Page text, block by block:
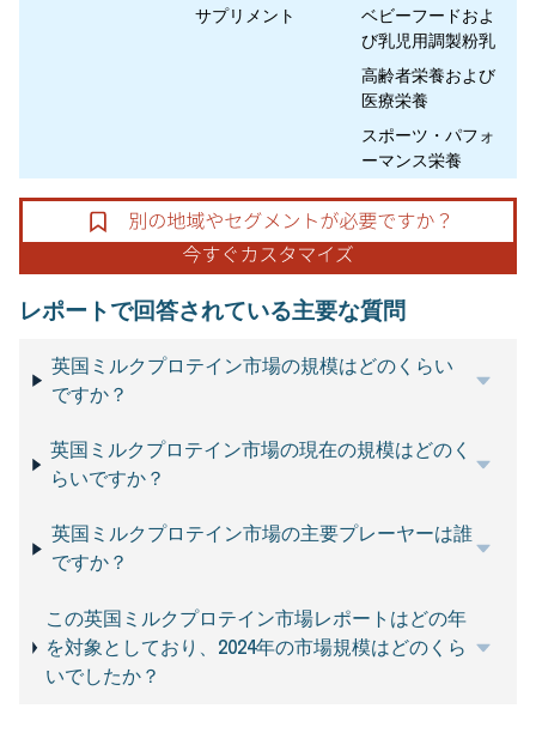
サプリメント
ベビーフードおよ
び乳児用調製粉乳
高齢者栄養および
医療栄養
スポーツ・パフォ
ーマンス栄養
レポートで回答されている主要な質問
英国ミルクプロテイン市場の規模はどのくらい
ですか？
英国ミルクプロテイン市場の現在の規模はどのく
らいですか？
英国ミルクプロテイン市場の主要プレーヤーは誰
ですか？
この英国ミルクプロテイン市場レポートはどの年
を対象としており、2024年の市場規模はどのくら
いでしたか？